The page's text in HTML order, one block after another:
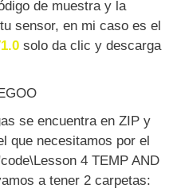
DE HUMEDAD
de los sensores y
de muestra y la
sensor, en mi caso es el
solo da clic y descarga